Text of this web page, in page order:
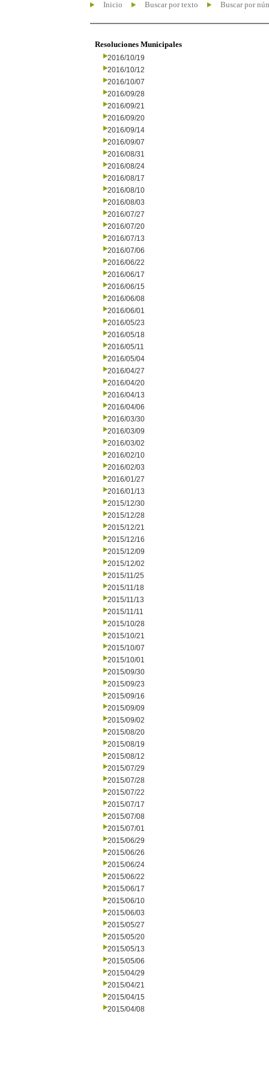
Inicio Buscar por texto Buscar por
Resoluciones Municipales
2016/10/19
2016/10/12
2016/10/07
2016/09/28
2016/09/21
2016/09/20
2016/09/14
2016/09/07
2016/08/31
2016/08/24
2016/08/17
2016/08/10
2016/08/03
2016/07/27
2016/07/20
2016/07/13
2016/07/06
2016/06/22
2016/06/17
2016/06/15
2016/06/08
2016/06/01
2016/05/23
2016/05/18
2016/05/11
2016/05/04
2016/04/27
2016/04/20
2016/04/13
2016/04/06
2016/03/30
2016/03/09
2016/03/02
2016/02/10
2016/02/03
2016/01/27
2016/01/13
2015/12/30
2015/12/28
2015/12/21
2015/12/16
2015/12/09
2015/12/02
2015/11/25
2015/11/18
2015/11/13
2015/11/11
2015/10/28
2015/10/21
2015/10/07
2015/10/01
2015/09/30
2015/09/23
2015/09/16
2015/09/09
2015/09/02
2015/08/20
2015/08/19
2015/08/12
2015/07/29
2015/07/28
2015/07/22
2015/07/17
2015/07/08
2015/07/01
2015/06/29
2015/06/26
2015/06/24
2015/06/22
2015/06/17
2015/06/10
2015/06/03
2015/05/27
2015/05/20
2015/05/13
2015/05/06
2015/04/29
2015/04/21
2015/04/15
2015/04/08